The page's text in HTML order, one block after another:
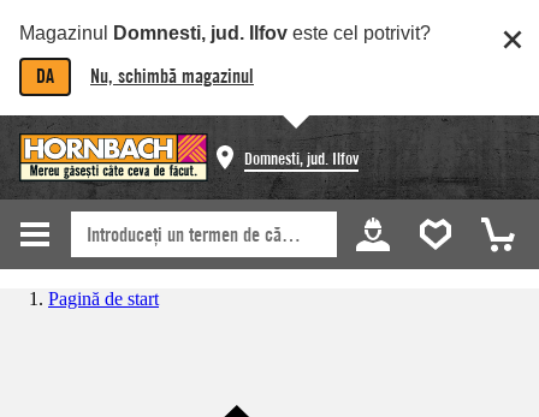
Magazinul Domnesti, jud. Ilfov este cel potrivit?
DA Nu, schimbă magazinul
Domnesti, jud. Ilfov
Pagină de start